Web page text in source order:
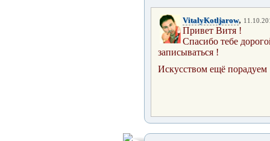
VitalyKotljarow,
Привет Витя !
Спасибо тебе
записываться !
Искусством ещё